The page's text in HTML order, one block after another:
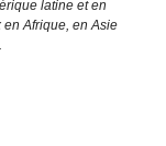
latine et en
Afrique, en Asie